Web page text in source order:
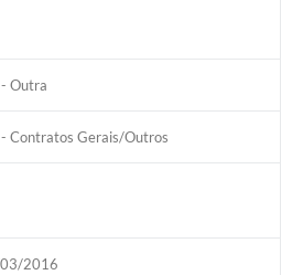
Outra
Contratos Gerais/Outros
2016